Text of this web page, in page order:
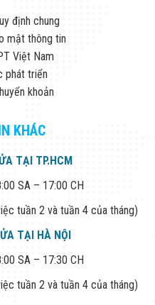
định chung
mật thông tin
Việt Nam
phát triển
khoản
KHÁC
TẠI TP.HCM
SA – 17:00 CH
tuần 2 và tuần 4 của tháng)
TẠI HÀ NỘI
SA – 17:30 CH
tuần 2 và tuần 4 của tháng)